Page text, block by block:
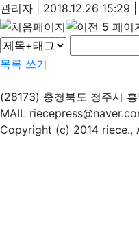
관리자
2018.12.26 15:29
목록 쓰기
(28173) 충청북도 청주시
MAIL
Copyright (c) 2014 riece.,